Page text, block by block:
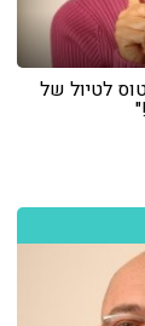
לטיול של